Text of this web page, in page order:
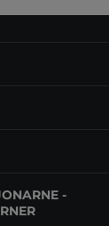
-